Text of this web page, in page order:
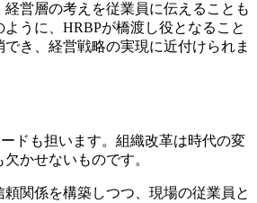
経営層の考えを従業員に伝えることも
うに、HRBPが橋渡し役となること
き、経営戦略の実現に近付けられま
ドも担います。組織改革は時代の変
かせないものです。
関係を構築しつつ、現場の従業員と